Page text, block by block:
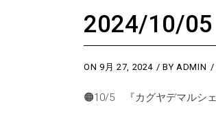
2024/10/
ON 9月 27, 2024 BYADMIN
🟠10/5 『カグヤデマルシ